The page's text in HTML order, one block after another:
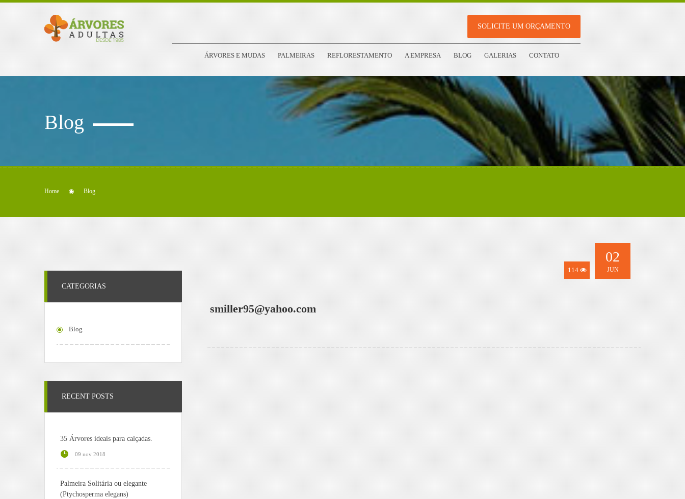
SOLICITE UM ORÇAMENTO
ÁRVORES E MUDAS PALMEIRAS REFLORESTAMENTO A EMPRESA BLOG GALERIAS CONTATO
Blog
Home Blog
114
02
JUN
smiller95@yahoo.com
CATEGORIAS
Blog
RECENT POSTS
35 Árvores ideais para calçadas.
09 nov 2018
Palmeira Solitária ou elegante
(Ptychosperma elegans)